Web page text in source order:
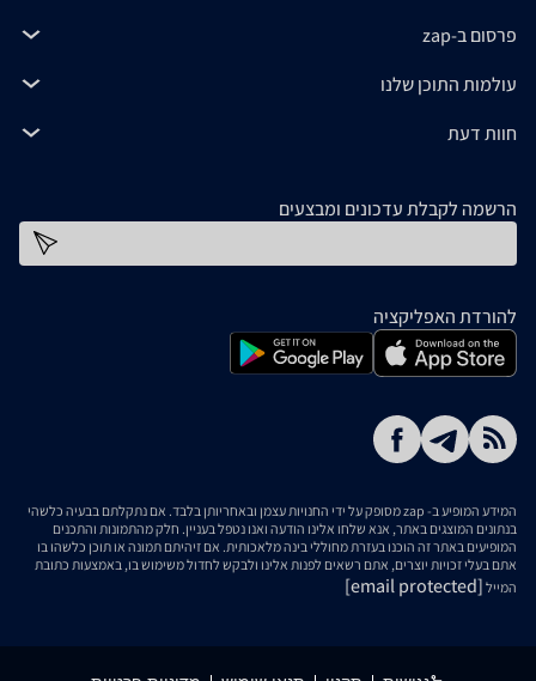
פרסום ב-zap
עולמות התוכן שלנו
חוות דעת
הרשמה לקבלת עדכונים ומבצעים
להורדת האפליקציה
המידע המופיע ב- zap מסופק על ידי החנויות עצמן ובאחריותן בלבד. אם נתקלתם בבעיה כלשהי
בנתונים המוצגים באתר, אנא שלחו אלינו הודעה ואנו נטפל בעניין. חלק מהתמונות והתכנים
המופיעים באתר זה הוכנו בעזרת מחוללי בינה מלאכותית. אם זיהיתם תמונה או תוכן כלשהו בו
אתם בעלי זכויות יוצרים, אתם רשאים לפנות אלינו ולבקש לחדול משימוש בו, באמצעות כתובת
המייל [email protected]